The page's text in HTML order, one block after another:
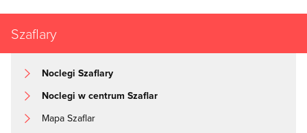
Szaflary
Noclegi Szaflary
Noclegi w centrum Szaflar
Mapa Szaflar